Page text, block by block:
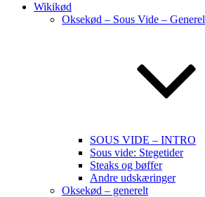
Wikikød
Oksekød – Sous Vide – Generel
SOUS VIDE – INTRO
Sous vide: Stegetider
Steaks og bøffer
Andre udskæringer
Oksekød – generelt